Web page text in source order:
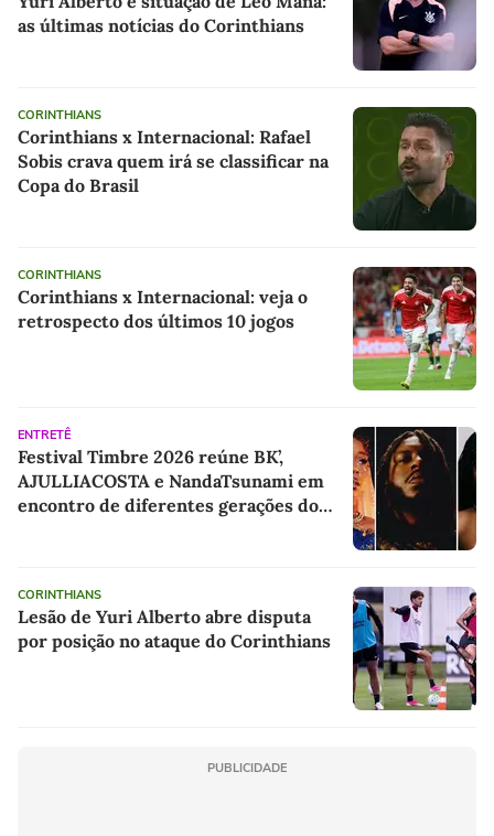
as últimas notícias do Corinthians
CORINTHIANS
Corinthians x Internacional: Rafael
Sobis crava quem irá se classificar na
Copa do Brasil
CORINTHIANS
Corinthians x Internacional: veja o
retrospecto dos últimos 10 jogos
ENTRETÊ
Festival Timbre 2026 reúne BK’,
AJULLIACOSTA e NandaTsunami em
encontro de diferentes gerações do
CORINTHIANS
Lesão de Yuri Alberto abre disputa
por posição no ataque do Corinthians
PUBLICIDADE